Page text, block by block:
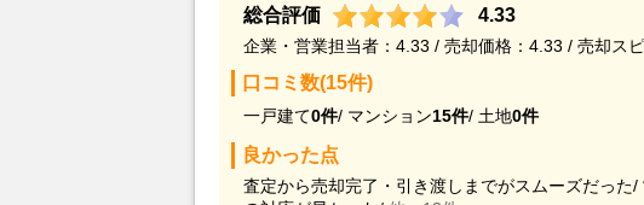
総合評価
4.33
企業・営業担当者：4.33 / 売却価格：4.33 / 売却ス
口コミ数(15件)
一戸建て0件/ マンション15件/ 土地0件
良かった点
査定から売却完了・引き渡しまでがスムーズだった/